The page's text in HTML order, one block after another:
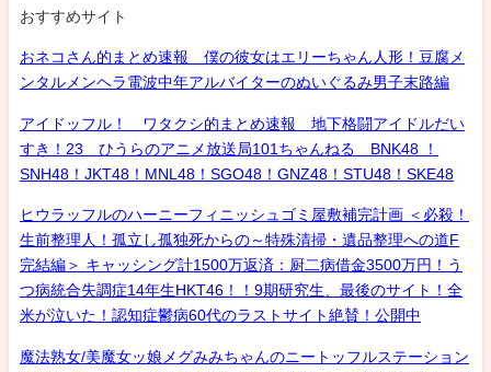
おすすめサイト
おネコさん的まとめ速報 僕の彼女はエリーちゃん人形！豆腐メ
ンタルメンヘラ電波中年アルバイターのぬいぐるみ男子末路編
アイドッフル！ ワタクシ的まとめ速報 地下格闘アイドルだい
すき！23 ひうらのアニメ放送局101ちゃんねる BNK48 ！
SNH48！JKT48！MNL48！SGO48！GNZ48！STU48！SKE48
ヒウラッフルのハーニーフィニッシュゴミ屋敷補完計画 ＜必殺！
生前整理人！孤立し孤独死からの～特殊清掃・遺品整理への道F
完結編＞ キャッシング計1500万返済：厨二病借金3500万円！う
つ病統合失調症14年生HKT46！！9期研究生、最後のサイト！全
米が泣いた！認知症鬱病60代のラストサイト絶賛！公開中
魔法熟女/美魔女ッ娘メグみみちゃんのニートッフルステーション